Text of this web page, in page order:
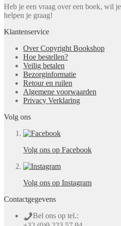
Heb je een vraag over een boek, wil
helpen je graag!
Klantenservice
Over Copyright Bookshop
Hoe bestellen?
Veilig betalen
Bezorginformatie
Retour en ruilen
Algemene voorwaarden
Privacy Verklaring
Volg ons
Volg ons op Facebook
Volg ons op Instagram
Contactgegevens
Bel ons op tel.: